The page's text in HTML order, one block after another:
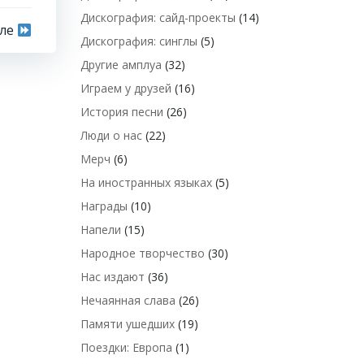
Дискография: сайд-проекты (14)
Дискография: синглы (5)
Другие амплуа (32)
Играем у друзей (16)
История песни (26)
Люди о нас (22)
Мерч (6)
На иностранных языках (5)
Награды (10)
Напели (15)
Народное творчество (30)
Нас издают (36)
Нечаянная слава (26)
Памяти ушедших (19)
Поездки: Европа (1)